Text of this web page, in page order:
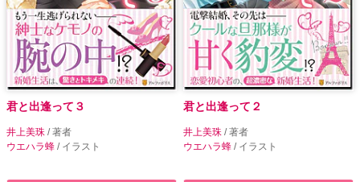
君と出逢って３
井上美珠 / 著者
ウエハラ蜂 / イラスト
君と出逢って２
井上美珠 / 著者
ウエハラ蜂 / イラスト